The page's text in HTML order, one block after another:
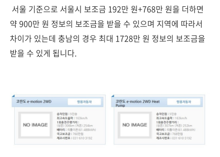
서울 기준으로 서울시 보조금 192만 원+768만 원을 더하면
약 900만 원 정보의 보조금을 받을 수 있으며 지역에 따라서
차이가 있는데 충남의 경우 최대 1728만 원 정보의 보조금을
받을 수 있게 됩니다.